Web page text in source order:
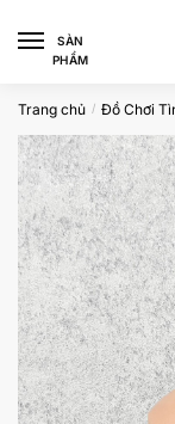
navigation
content
SÀN
PHẨM
Trang chủ / Đồ Chơi